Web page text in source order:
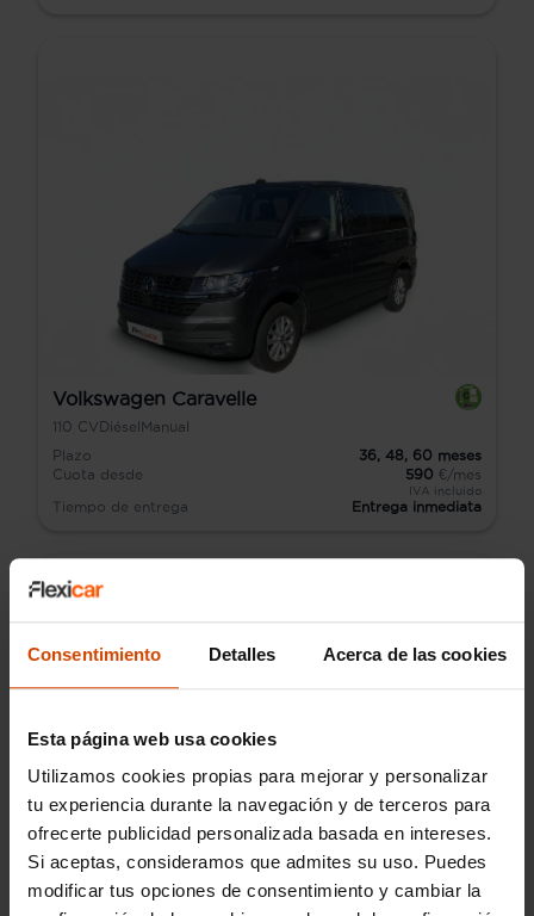
Consentimiento Detalles Acerca de las cookies
Esta página web usa cookies
Utilizamos cookies propias para mejorar y personalizar
tu experiencia durante la navegación y de terceros para
ofrecerte publicidad personalizada basada en intereses.
Si aceptas, consideramos que admites su uso. Puedes
modificar tus opciones de consentimiento y cambiar la
Volkswagen Caravelle
110 CVDiéselManual
Plazo
36, 48, 60 meses
Cuota desde
590 €/mes
IVA incluido
Tiempo de entrega Entrega inmediata